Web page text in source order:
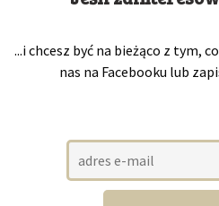
...i chcesz być na bieżąco z tym,
nas na Facebooku lub